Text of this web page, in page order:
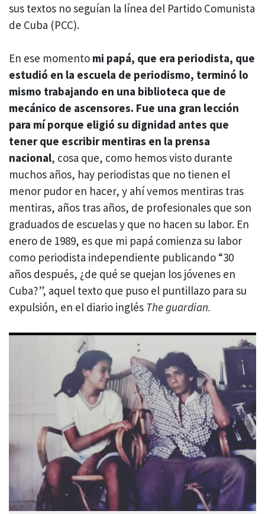
sus textos no seguían la línea del Partido Comunista
de Cuba (PCC).
En ese momento mi papá, que era periodista, que
estudió en la escuela de periodismo, terminó lo
mismo trabajando en una biblioteca que de
mecánico de ascensores. Fue una gran lección
para mí porque eligió su dignidad antes que
tener que escribir mentiras en la prensa
nacional, cosa que, como hemos visto durante
muchos años, hay periodistas que no tienen el
menor pudor en hacer, y ahí vemos mentiras tras
mentiras, años tras años, de profesionales que son
graduados de escuelas y que no hacen su labor. En
enero de 1989, es que mi papá comienza su labor
como periodista independiente publicando “30
años después, ¿de qué se quejan los jóvenes en
Cuba?”, aquel texto que puso el puntillazo para su
expulsión, en el diario inglés The guardian.